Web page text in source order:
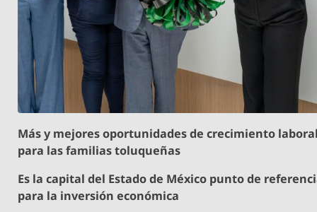
Más y mejores oportunidades de crecimiento
para las familias toluqueñas
Es la capital del Estado de México punto de
para la inversión económica